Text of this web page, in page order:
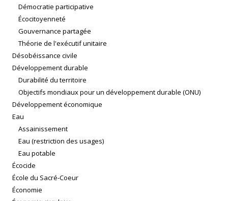
Démocratie participative
Écocitoyenneté
Gouvernance partagée
Théorie de l'exécutif unitaire
Désobéissance civile
Développement durable
Durabilité du territoire
Objectifs mondiaux pour un développement durable (ONU)
Développement économique
Eau
Assainissement
Eau (restriction des usages)
Eau potable
Écocide
École du Sacré-Coeur
Économie